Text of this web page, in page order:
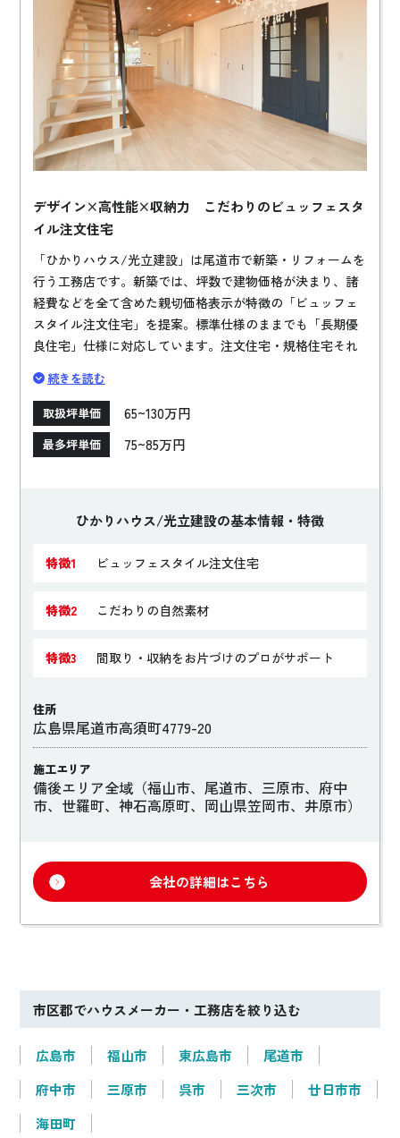
デザイン×高性能×収納力 こだわりのビュッフェスタ
イル注文住宅
「ひかりハウス/光立建設」は尾道市で新築・リフォームを
行う工務店です。新築では、坪数で建物価格が決まり、諸
経費などを全て含めた親切価格表示が特徴の「ビュッフェ
スタイル注文住宅」を提案。標準仕様のままでも「長期優
良住宅」仕様に対応しています。注文住宅・規格住宅それ
たい暮らし」に合わせた幅広い商品ラインナップを用意し
ています。また、新築住宅の間取り・収納をお片づけのプ
ロがサポートしてくれます。「木の可能性や、木のもつ豊
かさ、美しさ」を生かしながら、珊瑚の塗壁や天然ミネラ
続きを読む
取扱坪単価 65~130万円
最多坪単価 75~85万円
ひかりハウス/光立建設の基本情報・特徴
特徴1 ビュッフェスタイル注文住宅
特徴2 こだわりの自然素材
特徴3 間取り・収納をお片づけのプロがサポート
住所
広島県尾道市高須町4779-20
施工エリア
備後エリア全域（福山市、尾道市、三原市、府中
市、世羅町、神石高原町、岡山県笠岡市、井原市）
会社の詳細はこちら
市区郡でハウスメーカー・工務店を絞り込む
広島市 福山市 東広島市
尾道市
府中市
三原市 呉市 三次市
廿日市市
海田町